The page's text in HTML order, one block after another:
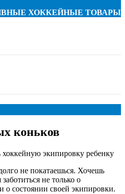
ХОККЕЙНЫЕ ТОВАРЫ
коньков
не покатаешься. Хочешь
не только о
о состоянии своей экипировки.